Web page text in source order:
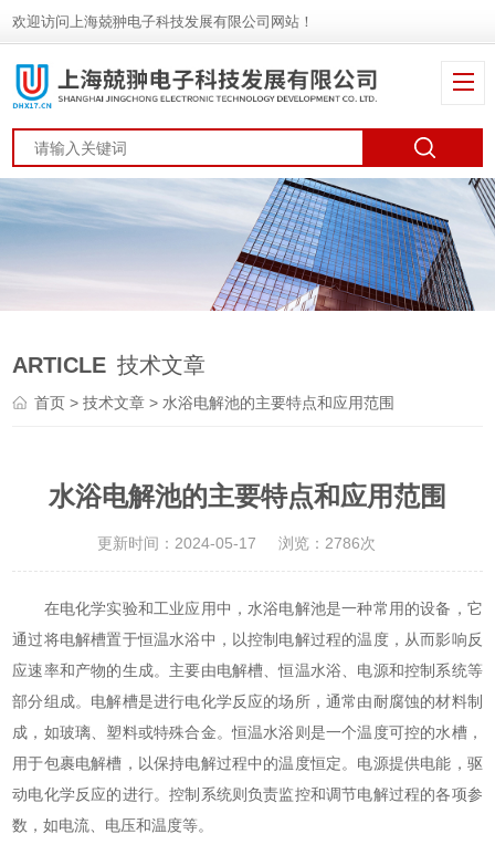
欢迎访问上海兢翀电子科技发展有限公司网站！
ARTICLE 技术文章
首页 >技术文章 > 水浴电解池的主要特点和应用范围
水浴电解池的主要特点和应用范围
更新时间：2024-05-17 浏览：2786次
在电化学实验和工业应用中，水浴电解池是一种常用的设备，它
通过将电解槽置于恒温水浴中，以控制电解过程的温度，从而影响反
应速率和产物的生成。主要由电解槽、恒温水浴、电源和控制系统等
部分组成。电解槽是进行电化学反应的场所，通常由耐腐蚀的材料制
成，如玻璃、塑料或特殊合金。恒温水浴则是一个温度可控的水槽，
用于包裹电解槽，以保持电解过程中的温度恒定。电源提供电能，驱
动电化学反应的进行。控制系统则负责监控和调节电解过程的各项参
数，如电流、电压和温度等。